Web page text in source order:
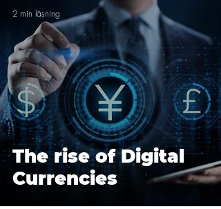
The rise of Digital
Currencies
2 min läsning